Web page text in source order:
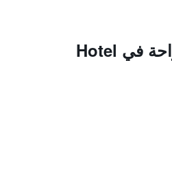
المزايا ووسائل الراحة في Hotel